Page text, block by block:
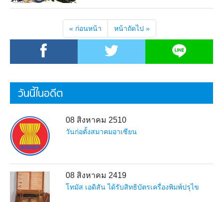
« ก่อนหน้า หน้าถัดไป »
วันนี้ในอดีต
08 สิงหาคม 2510
วันก่อตั้งสมาคมอาเซียน
08 สิงหาคม 2419
โทมัส เอดิสัน ได้รับสิทธิบัตรเครื่องพิมพ์ปรุไข